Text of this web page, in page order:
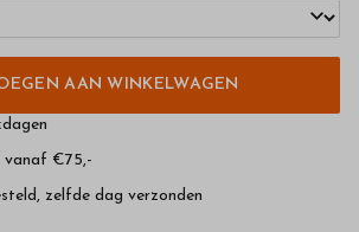
AAN WINKELWAGEN
vanaf €75,-
zelfde dag verzonden